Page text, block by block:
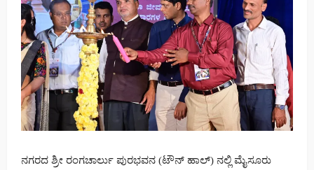
ನಗರದ ಶ್ರೀ ರಂಗಚಾರ್ಲು ಪುರಭವನ (ಟೌನ್ ಹಾಲ್) ನಲ್ಲಿ ಮೈಸೂರು